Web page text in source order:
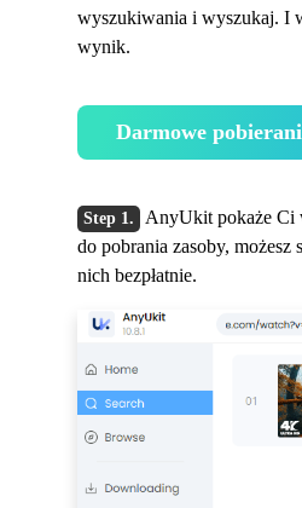
wyszukiwania i wyszukaj. I
wynik.
Darmowe
AnyUkit pokaże Ci
do pobrania zasoby, możesz
nich bezpłatnie.